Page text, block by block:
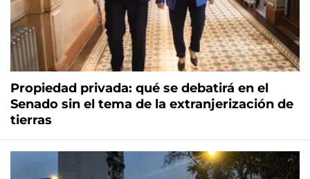
Propiedad privada: qué se debatirá en el
Senado sin el tema de la extranjerización de
tierras